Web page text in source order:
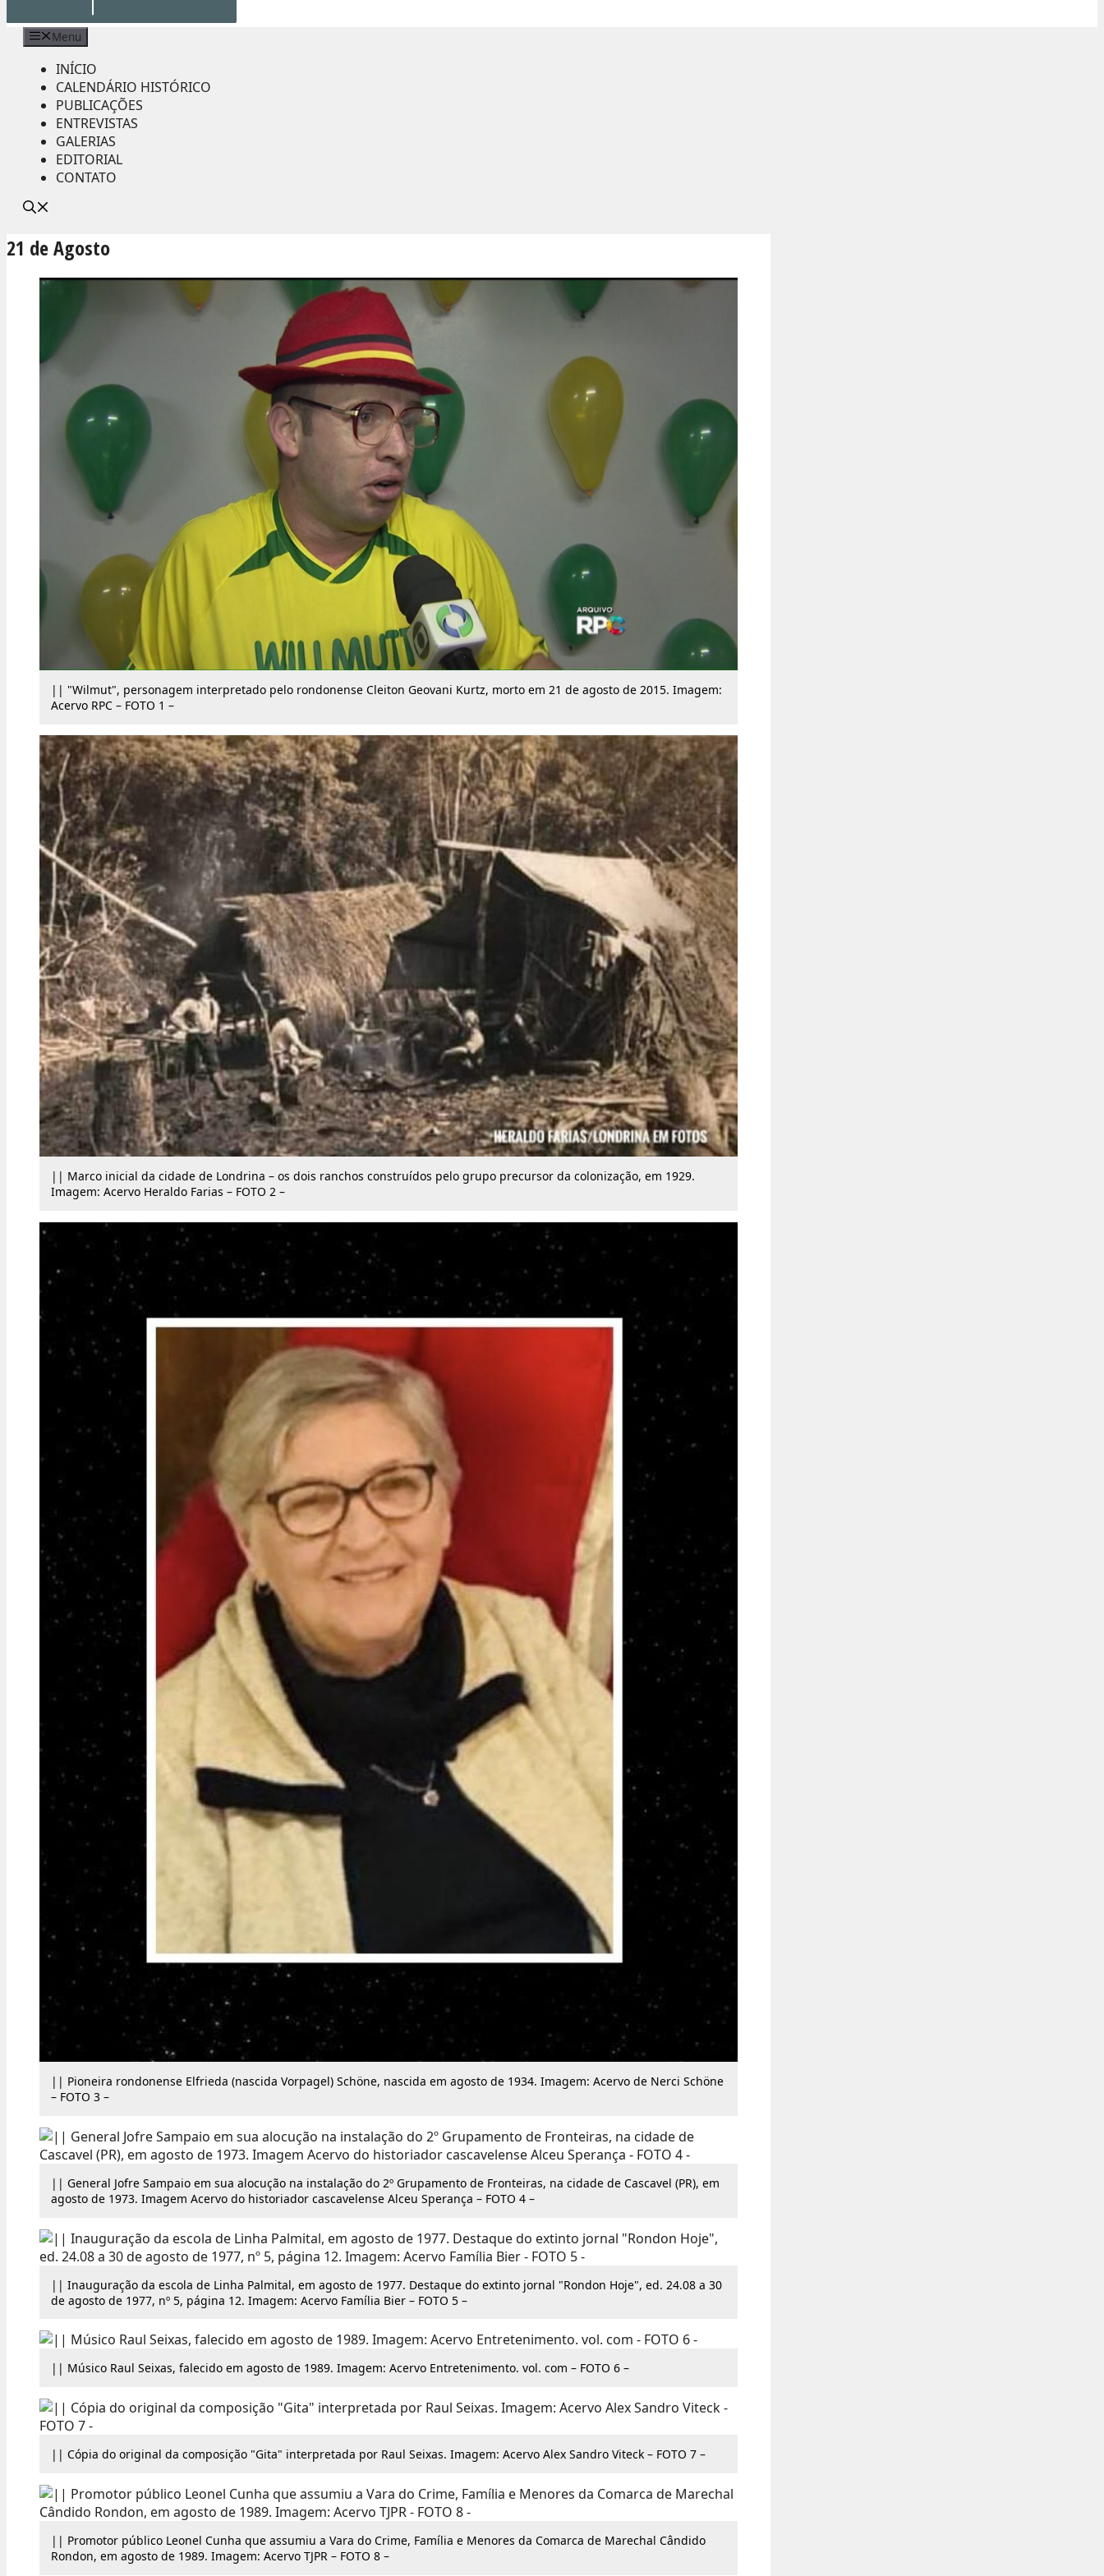
Menu
INÍCIO
CALENDÁRIO HISTÓRICO
PUBLICAÇÕES
ENTREVISTAS
GALERIAS
EDITORIAL
CONTATO
21 de Agosto
|| "Wilmut", personagem interpretado pelo rondonense Cleiton Geovani Kurtz, morto em 21 de agosto de 2015. Imagem:
Acervo RPC – FOTO 1 –
|| Marco inicial da cidade de Londrina – os dois ranchos construídos pelo grupo precursor da colonização, em 1929.
Imagem: Acervo Heraldo Farias – FOTO 2 –
|| Pioneira rondonense Elfrieda (nascida Vorpagel) Schöne, nascida em agosto de 1934. Imagem: Acervo de Nerci Schöne
– FOTO 3 –
|| General Jofre Sampaio em sua alocução na instalação do 2º Grupamento de Fronteiras, na cidade de Cascavel (PR), em
agosto de 1973. Imagem Acervo do historiador cascavelense Alceu Sperança – FOTO 4 –
|| Inauguração da escola de Linha Palmital, em agosto de 1977. Destaque do extinto jornal "Rondon Hoje", ed. 24.08 a 30
de agosto de 1977, nº 5, página 12. Imagem: Acervo Família Bier – FOTO 5 –
|| Músico Raul Seixas, falecido em agosto de 1989. Imagem: Acervo Entretenimento. vol. com – FOTO 6 –
|| Cópia do original da composição "Gita" interpretada por Raul Seixas. Imagem: Acervo Alex Sandro Viteck – FOTO 7 –
|| Promotor público Leonel Cunha que assumiu a Vara do Crime, Família e Menores da Comarca de Marechal Cândido
Rondon, em agosto de 1989. Imagem: Acervo TJPR – FOTO 8 –